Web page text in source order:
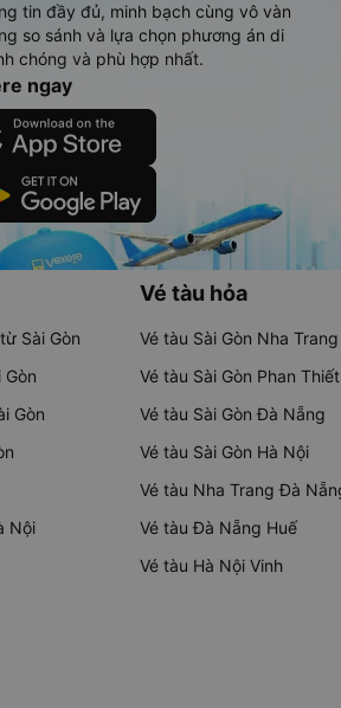
tin đầy đủ, minh bạch cùng vô vàn
so sánh và lựa chọn phương án di
chóng và phù hợp nhất.
ngay
Sài Gòn
Gòn
Nội
Vé tàu hỏa
Vé tàu Sài Gòn Nha Trang
Vé tàu Sài Gòn Phan Thiết
Vé tàu Sài Gòn Đà Nẵng
Vé tàu Sài Gòn Hà Nội
Vé tàu Nha Trang Đà
Vé tàu Đà Nẵng Huế
Vé tàu Hà Nội Vinh